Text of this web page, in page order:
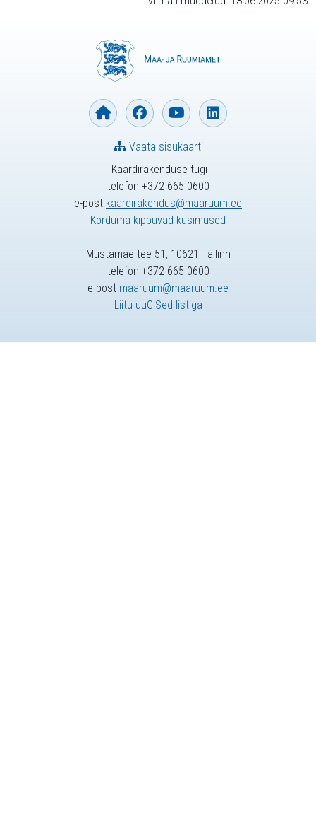
Kaardirakenduse tugi
telefon +372 665 0600
e-post kaardirakendus@maaruum.ee
Korduma kippuvad küsimused
Vaata sisukaarti
Mustamäe tee 51, 10621 Tallinn
telefon +372 665 0600
e-post maaruum@maaruum.ee
Liitu uuGISed listiga